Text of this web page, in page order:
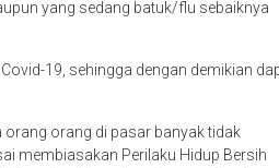
yang sedang batuk/flu sebaiknya
19, sehingga dengan demikian
orang orang di pasar banyak tidak
membiasakan Perilaku Hidup Bersih